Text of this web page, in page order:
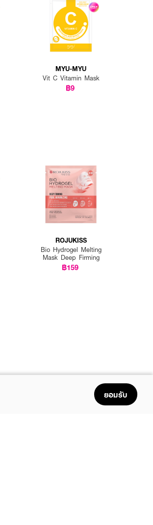
MYU-MYU
Vit C Vitamin Mask
฿9
ROJUKISS
Bio Hydrogel Melting
Mask Deep Firming
฿159
ยอมรับ